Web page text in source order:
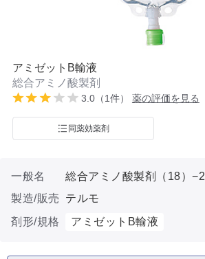
アミゼットB輸液
総合アミノ酸製剤
3.0（1件） 薬の評価を見る
同薬効薬剤
一般名
総合アミノ酸製剤（18）−2
製造/販売
テルモ
剤形/規格
アミゼットB輸液